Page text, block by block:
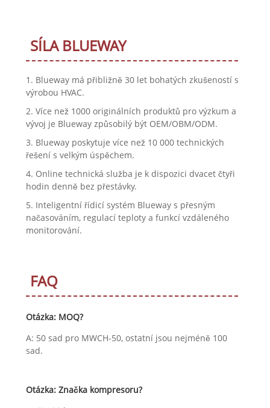
SÍLA BLUEWAY
1. Blueway má přibližně 30 let bohatých zkušeností s
výrobou HVAC.
2. Více než 1000 originálních produktů pro výzkum a
vývoj je Blueway způsobilý být OEM/OBM/ODM.
3. Blueway poskytuje více než 10 000 technických
řešení s velkým úspěchem.
4. Online technická služba je k dispozici dvacet čtyři
hodin denně bez přestávky.
5. Inteligentní řídicí systém Blueway s přesným
načasováním, regulací teploty a funkcí vzdáleného
monitorování.
FAQ
Otázka: MOQ?
A: 50 sad pro MWCH-50, ostatní jsou nejméně 100
sad.
Otázka: Značka kompresoru?